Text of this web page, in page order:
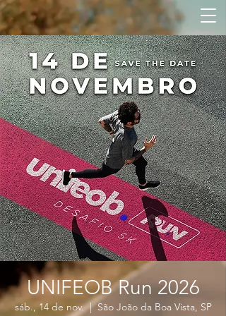
UNIFEOB Run 2026
sáb., 14 de nov.
  |
São João da Boa Vista, SP